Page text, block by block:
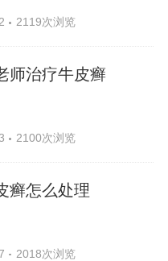
2119次浏览
师治疗牛皮癣
2100次浏览
癣怎么处理
2018次浏览